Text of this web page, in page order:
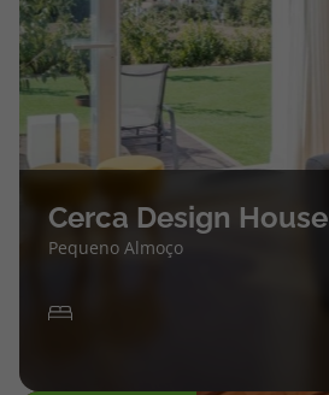
Cerca Design House
Pequeno Almoço